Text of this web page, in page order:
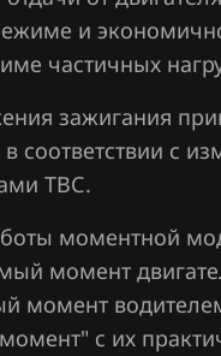
и
частичных
зажигания
соответствии с
ТВС.
моментной
момент
момент
с их